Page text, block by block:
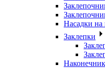
Насадки на
Заклепки